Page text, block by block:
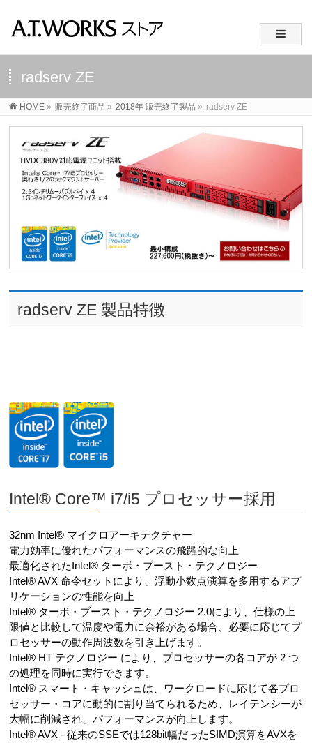
radserv ZE
HOME » 販売終了商品 » 2018年 販売終了製品 » radserv ZE
radserv ZE 製品特徴
Intel® Core™ i7/i5 プロセッサー採用
32nm Intel® マイクロアーキテクチャー
電力効率に優れたパフォーマンスの飛躍的な向上
最適化されたIntel® ターボ・ブースト・テクノロジー
Intel® AVX 命令セットにより、浮動小数点演算を多用するアプ
リケーションの性能を向上
Intel® ターボ・ブースト・テクノロジー 2.0により、仕様の上
限値と比較して温度や電力に余裕がある場合、必要に応じてプ
ロセッサーの動作周波数を引き上げます。
Intel® HT テクノロジー により、プロセッサーの各コアが 2 つ
の処理を同時に実行できます。
Intel® スマート・キャッシュは、ワークロードに応じて各プロ
セッサー・コアに動的に割り当てられるため、レイテンシーが
大幅に削減され、パフォーマンスが向上します。
Intel® AVX - 従来のSSEでは128bit幅だったSIMD演算をAVXを